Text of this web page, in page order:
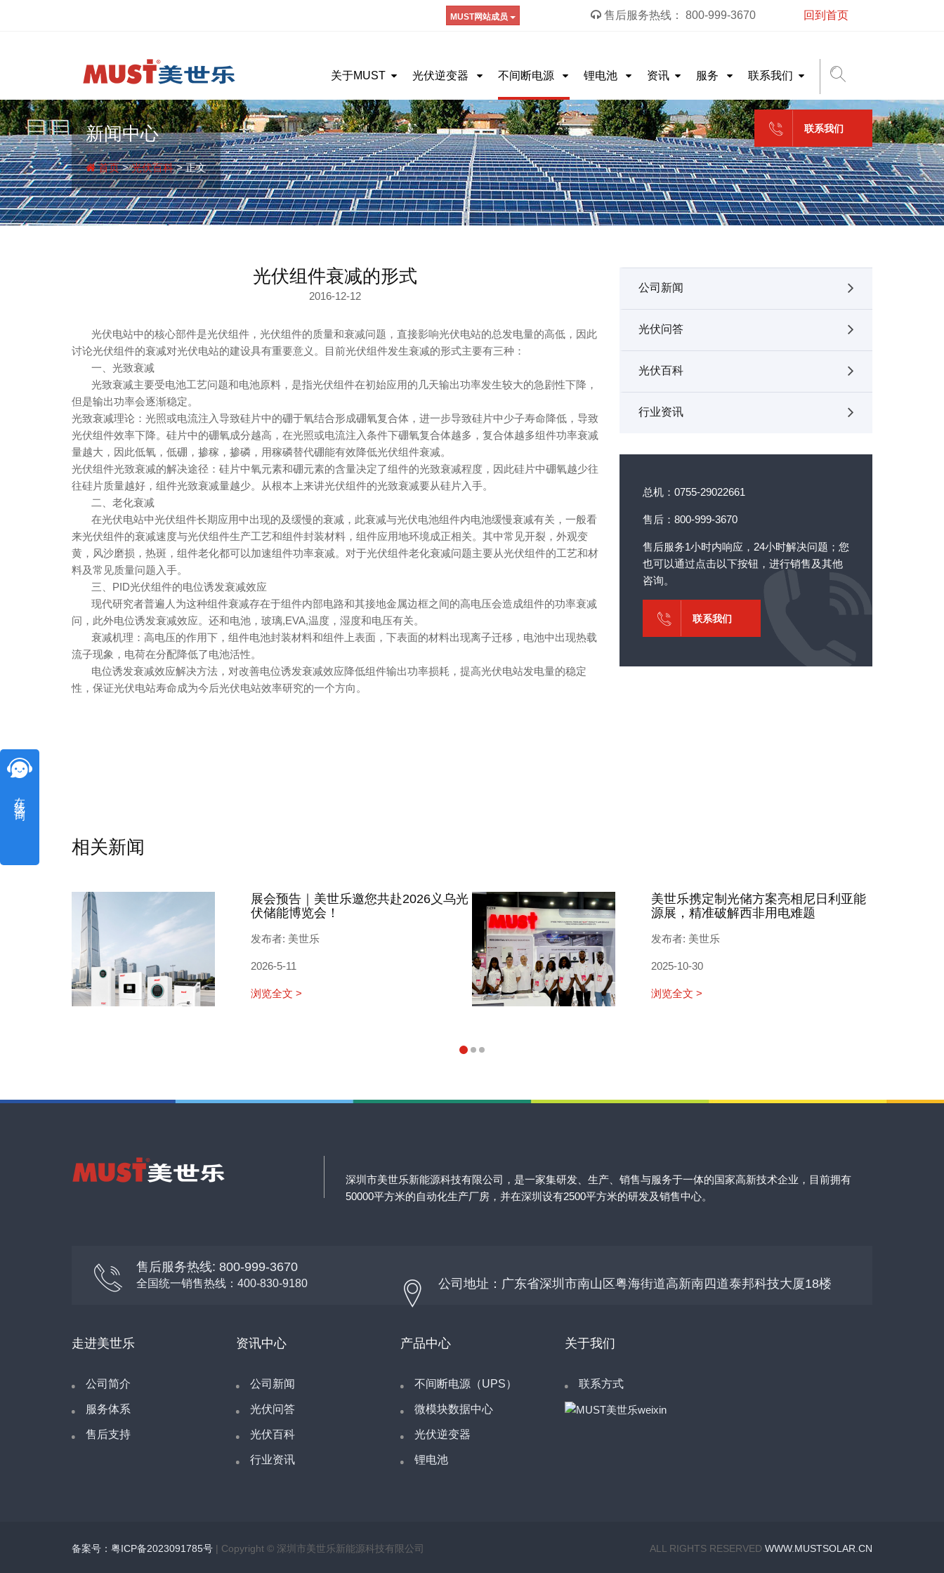
售后服务热线： 800-999-3670 回到首页
MUST网站成员
关于MUST 光伏逆变器 不间断电源 锂电池 资讯 服务 联系我们
新闻中心
首页>光伏百科> 正文
联系我们
光伏组件衰减的形式
2016-12-12
光伏电站中的核心部件是光伏组件，光伏组件的质量和衰减问题，直接影响光伏电站的总发电量的高低，因此
讨论光伏组件的衰减对光伏电站的建设具有重要意义。目前光伏组件发生衰减的形式主要有三种：
一、光致衰减
光致衰减主要受电池工艺问题和电池原料，是指光伏组件在初始应用的几天输出功率发生较大的急剧性下降，
但是输出功率会逐渐稳定。
光致衰减理论：光照或电流注入导致硅片中的硼于氧结合形成硼氧复合体，进一步导致硅片中少子寿命降低，导致
光伏组件效率下降。硅片中的硼氧成分越高，在光照或电流注入条件下硼氧复合体越多，复合体越多组件功率衰减
量越大，因此低氧，低硼，掺稼，掺磷，用稼磷替代硼能有效降低光伏组件衰减。
光伏组件光致衰减的解决途径：硅片中氧元素和硼元素的含量决定了组件的光致衰减程度，因此硅片中硼氧越少往
往硅片质量越好，组件光致衰减量越少。从根本上来讲光伏组件的光致衰减要从硅片入手。
二、老化衰减
在光伏电站中光伏组件长期应用中出现的及缓慢的衰减，此衰减与光伏电池组件内电池缓慢衰减有关，一般看
来光伏组件的衰减速度与光伏组件生产工艺和组件封装材料，组件应用地环境成正相关。其中常见开裂，外观变
黄，风沙磨损，热斑，组件老化都可以加速组件功率衰减。对于光伏组件老化衰减问题主要从光伏组件的工艺和材
料及常见质量问题入手。
三、PID光伏组件的电位诱发衰减效应
现代研究者普遍人为这种组件衰减存在于组件内部电路和其接地金属边框之间的高电压会造成组件的功率衰减
问，此外电位诱发衰减效应。还和电池，玻璃,EVA,温度，湿度和电压有关。
衰减机理：高电压的作用下，组件电池封装材料和组件上表面，下表面的材料出现离子迁移，电池中出现热载
流子现象，电荷在分配降低了电池活性。
电位诱发衰减效应解决方法，对改善电位诱发衰减效应降低组件输出功率损耗，提高光伏电站发电量的稳定
性，保证光伏电站寿命成为今后光伏电站效率研究的一个方向。
公司新闻
光伏问答
光伏百科
行业资讯
总机：0755-29022661
售后：800-999-3670
售后服务1小时内响应，24小时解决问题；您
也可以通过点击以下按钮，进行销售及其他
咨询。
联系我们
相关新闻
展会预告｜美世乐邀您共赴2026义乌光
伏储能博览会！
发布者: 美世乐
2026-5-11
浏览全文 >
美世乐携定制光储方案亮相尼日利亚能
源展，精准破解西非用电难题
发布者: 美世乐
2025-10-30
浏览全文 >
深圳市美世乐新能源科技有限公司，是一家集研发、生产、销售与服务于一体的国家高新技术企业，目前拥有
50000平方米的自动化生产厂房，并在深圳设有2500平方米的研发及销售中心。
售后服务热线: 800-999-3670
全国统一销售热线：400-830-9180 公司地址：广东省深圳市南山区粤海街道高新南四道泰邦科技大厦18楼
走进美世乐
公司简介
服务体系
售后支持
资讯中心
公司新闻
光伏问答
光伏百科
行业资讯
产品中心
不间断电源（UPS）
微模块数据中心
光伏逆变器
锂电池
关于我们
联系方式
备案号：粤ICP备2023091785号 | Copyright © 深圳市美世乐新能源科技有限公司 ALL RIGHTS RESERVED WWW.MUSTSOLAR.CN
在线咨询